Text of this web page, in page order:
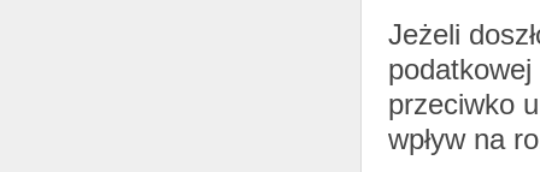
Jeżeli
przeciwko
wpływ na